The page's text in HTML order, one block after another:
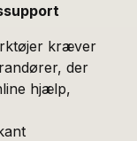
kræver
der
hjælp,